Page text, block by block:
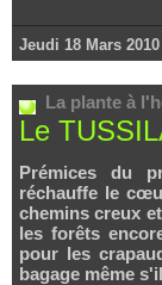
Jeudi 18 Mars 2010
La plante à
Le
Prémices du
réchauffe le
chemins creux
les forêts
pour les
bagage même